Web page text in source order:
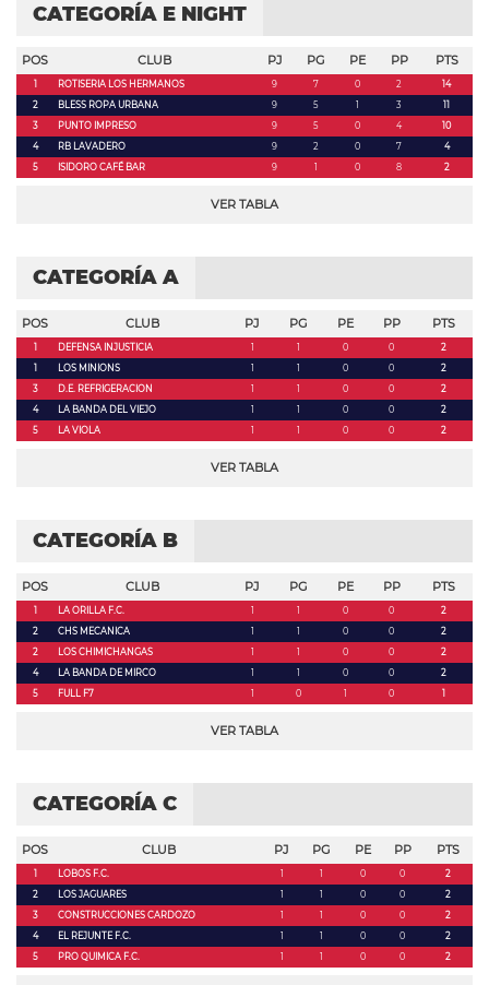
CATEGORÍA E NIGHT
POS CLUB PJ PG PE PP PTS
1 ROTISERIA LOS HERMANOS 9 7 0 2
14
2
BLESS ROPA URBANA 9 5 1 3
11
3
PUNTO IMPRESO 9 5 0 4
10
4
RB LAVADERO 9 2 0 7
4
5
ISIDORO CAFÉ BAR 9 1 0 8 2
VER TABLA
CATEGORÍA A
POS CLUB PJ PG PE PP PTS
1 DEFENSA INJUSTICIA 1 1 0 0
2
1
LOS MINIONS 1 1 0 0
2
3
D.E. REFRIGERACION 1 1 0 0
2
4
LA BANDA DEL VIEJO 1 1 0 0
2
5
LA VIOLA 1 1 0 0 2
VER TABLA
CATEGORÍA B
POS CLUB PJ PG PE PP PTS
1 LA ORILLA F.C. 1 1 0 0
2
2
CHS MECANICA 1 1 0 0
2
2
LOS CHIMICHANGAS 1 1 0 0
2
4
LA BANDA DE MIRCO 1 1 0 0
2
5
FULL F7 1 0 1 0 1
VER TABLA
CATEGORÍA C
POS CLUB PJ PG PE PP PTS
1 LOBOS F.C. 1 1 0 0
2
2
LOS JAGUARES 1 1 0 0
2
3
CONSTRUCCIONES CARDOZO 1 1 0 0
2
4
EL REJUNTE F.C. 1 1 0 0
2
5
PRO QUIMICA F.C. 1 1 0 0 2